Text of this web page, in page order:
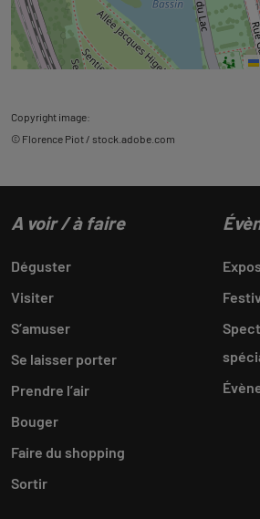
Copyright image:
© Florence Piot / stock.adobe.com
A voir / à faire
Déguster
Visiter
S’amuser
Se laisser porter
Prendre l’air
Bouger
Faire du shopping
Sortir